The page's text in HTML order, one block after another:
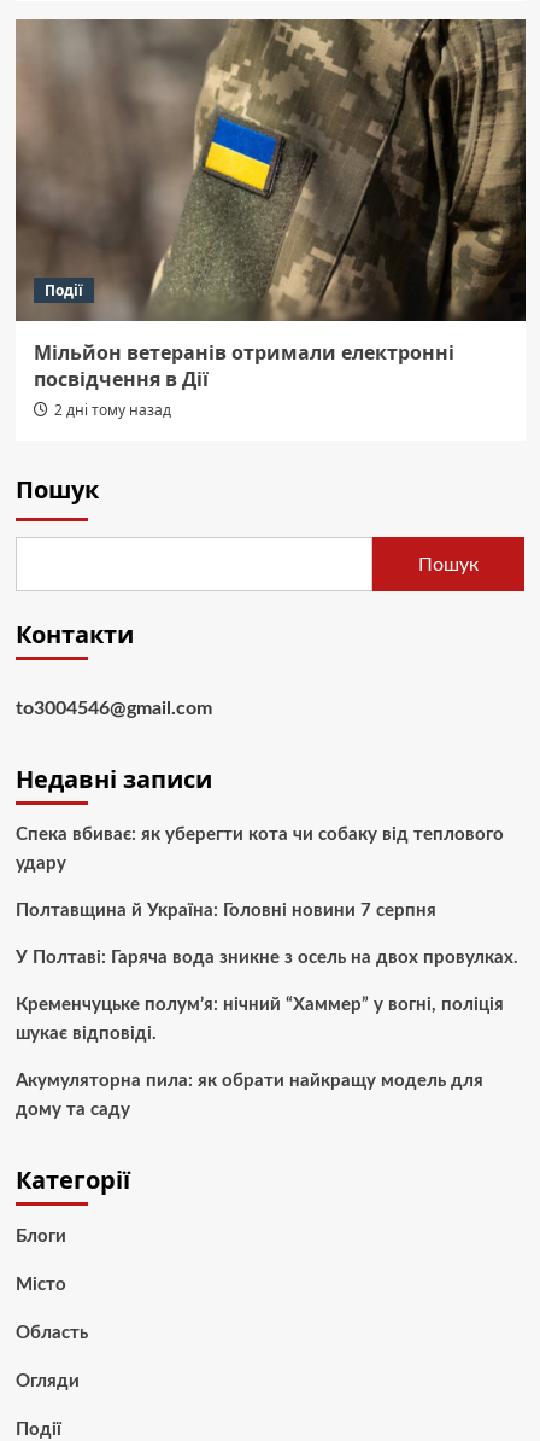
Події
Мільйон ветеранів отримали електронні
посвідчення в Дії
2 дні тому назад
Пошук
Пошук
Контакти
to3004546@gmail.com
Недавні записи
Спека вбиває: як уберегти кота чи собаку від теплового
удару
Полтавщина й Україна: Головні новини 7 серпня
У Полтаві: Гаряча вода зникне з осель на двох провулках.
Кременчуцьке полум’я: нічний “Хаммер” у вогні, поліція
шукає відповіді.
Акумуляторна пила: як обрати найкращу модель для
дому та саду
Категорії
Блоги
Місто
Область
Огляди
Події